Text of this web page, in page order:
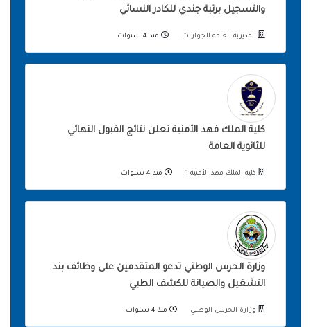
والتسجيل برتبة جندي للكادر النسائي
المديرية العامة للجوازات منذ 4 سنوات
كلية الملك فهد الأمنية تعلن نتائج القبول النهائي
للثانوية العامة
كلية الملك فهد الأمنية 1 منذ 4 سنوات
وزارة الحرس الوطني تدعو المتقدمين على وظائف بند
التشغيل والصيانة للكشف الطبي
وزارة الحرس الوطني منذ 4 سنوات